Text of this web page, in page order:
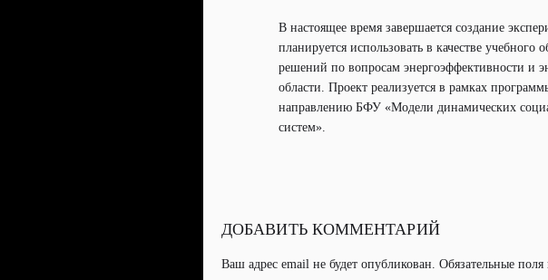
В настоящее время завершается создание
планируется использовать в качестве
решений по вопросам энергоэффективности и
области. Проект реализуется в рамках
направлению БФУ «Модели динамических
систем».
ДОБАВИТЬ КОММЕНТАРИЙ
Ваш адрес email не будет опубликован. Обязательные